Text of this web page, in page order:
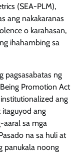
(SEA-PLM),
ang nakakaranas
o karahasan,
ihahambing sa
pagsasabatas ng
Promotion Act
ang
ang
aaral sa mga
na sa huli at
panukala noong